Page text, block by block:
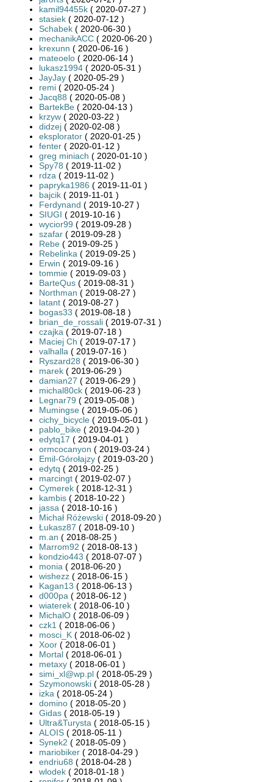
kamil94455k ( 2020-07-27 )
stasiek ( 2020-07-12 )
Schabek ( 2020-06-30 )
mechanikACC ( 2020-06-20 )
krexunn ( 2020-06-16 )
mateoelo ( 2020-06-14 )
lukasz1994 ( 2020-05-31 )
JayJay ( 2020-05-29 )
remi ( 2020-05-24 )
Jacq88 ( 2020-05-08 )
BartekBe ( 2020-04-13 )
krzyw ( 2020-03-22 )
didzej ( 2020-02-08 )
eksplorator ( 2020-01-25 )
fenter ( 2020-01-12 )
greg miniach ( 2020-01-10 )
Spy78 ( 2019-11-02 )
rdza ( 2019-11-02 )
papryka1986 ( 2019-11-01 )
bajcik ( 2019-11-01 )
Ferdynand ( 2019-10-27 )
SIUGI ( 2019-10-16 )
wycior99 ( 2019-09-28 )
szafar ( 2019-09-28 )
Rebe ( 2019-09-25 )
Rebelinka ( 2019-09-25 )
Erwin ( 2019-09-16 )
tommie ( 2019-09-03 )
BarteQus ( 2019-08-31 )
Northman ( 2019-08-27 )
latant ( 2019-08-27 )
bogas33 ( 2019-08-18 )
brian_de_rossali ( 2019-07-31 )
czajka ( 2019-07-18 )
Maciej Ch ( 2019-07-17 )
valhalla ( 2019-07-16 )
Ryszard28 ( 2019-06-30 )
marek ( 2019-06-29 )
damian27 ( 2019-06-29 )
michal80ck ( 2019-06-23 )
Legnar79 ( 2019-05-08 )
Mumingse ( 2019-05-06 )
cichy_bicycle ( 2019-05-01 )
pablo_bike ( 2019-04-20 )
edytq17 ( 2019-04-01 )
ormcocanyon ( 2019-03-24 )
Emil-Górołajzy ( 2019-03-20 )
edytq ( 2019-02-25 )
marcingt ( 2019-02-07 )
Cymerek ( 2018-12-31 )
kambis ( 2018-10-22 )
jassa ( 2018-10-16 )
Michał Różewski ( 2018-09-20 )
Łukasz87 ( 2018-09-10 )
m.an ( 2018-08-25 )
Marrom92 ( 2018-08-13 )
kondzio443 ( 2018-07-07 )
monia ( 2018-06-20 )
wishezz ( 2018-06-15 )
Kagan13 ( 2018-06-13 )
d000pa ( 2018-06-12 )
wiaterek ( 2018-06-10 )
MichalO ( 2018-06-09 )
czk1 ( 2018-06-06 )
mosci_K ( 2018-06-02 )
Xoor ( 2018-06-01 )
Mortal ( 2018-06-01 )
metaxy ( 2018-06-01 )
simi_xl@wp.pl ( 2018-05-29 )
Szymonowski ( 2018-05-28 )
izka ( 2018-05-24 )
domino ( 2018-05-20 )
Gidas ( 2018-05-19 )
Ultra&Turysta ( 2018-05-15 )
ALOIS ( 2018-05-11 )
Synek2 ( 2018-05-09 )
mariobiker ( 2018-04-29 )
endriu68 ( 2018-04-28 )
wlodek ( 2018-01-18 )